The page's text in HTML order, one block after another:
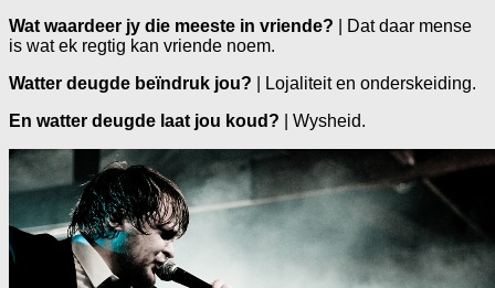
Wat waardeer jy die meeste in vriende? | Dat daar mense
is wat ek regtig kan vriende noem.
Watter deugde beïndruk jou? | Lojaliteit en onderskeiding.
En watter deugde laat jou koud?
| Wysheid.